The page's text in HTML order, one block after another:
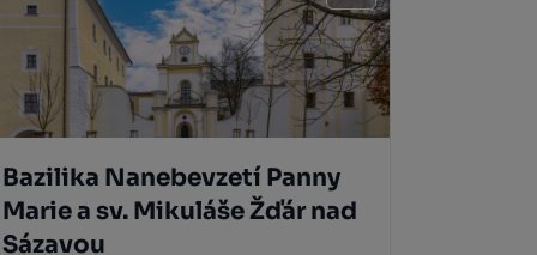
Bazilika Nanebevzetí Panny
Marie a sv. Mikuláše Žďár nad
Sázavou